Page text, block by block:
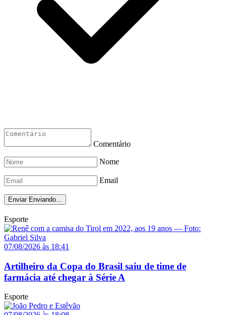
Comentário
Nome
Email
Enviar Enviando...
Esporte
07/08/2026 às 18:41
Artilheiro da Copa do Brasil saiu de time de
farmácia até chegar à Série A
Esporte